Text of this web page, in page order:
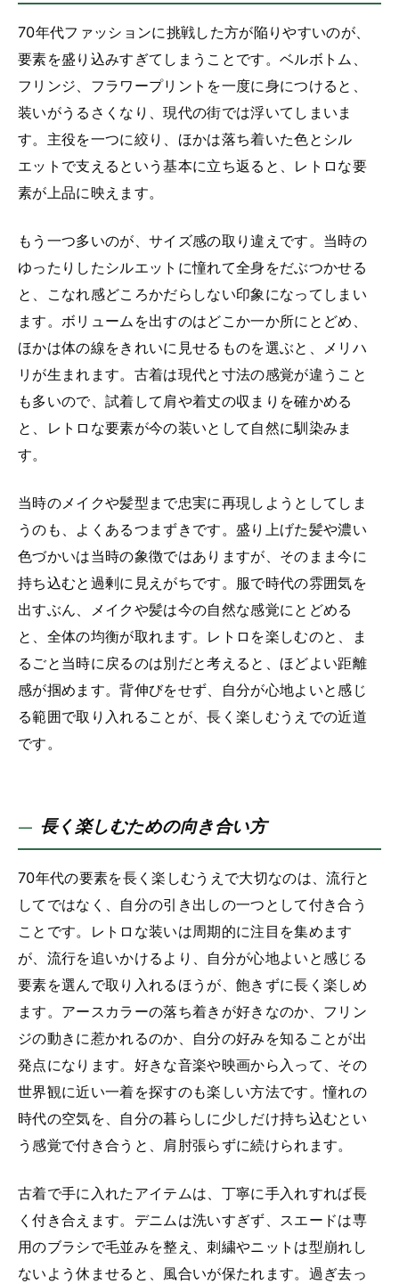
70年代ファッションに挑戦した方が陥りやすいのが、
要素を盛り込みすぎてしまうことです。ベルボトム、
フリンジ、フラワープリントを一度に身につけると、
装いがうるさくなり、現代の街では浮いてしまいま
す。主役を一つに絞り、ほかは落ち着いた色とシル
エットで支えるという基本に立ち返ると、レトロな要
素が上品に映えます。
もう一つ多いのが、サイズ感の取り違えです。当時の
ゆったりしたシルエットに憧れて全身をだぶつかせる
と、こなれ感どころかだらしない印象になってしまい
ます。ボリュームを出すのはどこか一か所にとどめ、
ほかは体の線をきれいに見せるものを選ぶと、メリハ
リが生まれます。古着は現代と寸法の感覚が違うこと
も多いので、試着して肩や着丈の収まりを確かめる
と、レトロな要素が今の装いとして自然に馴染みま
す。
当時のメイクや髪型まで忠実に再現しようとしてしま
うのも、よくあるつまずきです。盛り上げた髪や濃い
色づかいは当時の象徴ではありますが、そのまま今に
持ち込むと過剰に見えがちです。服で時代の雰囲気を
出すぶん、メイクや髪は今の自然な感覚にとどめる
と、全体の均衡が取れます。レトロを楽しむのと、ま
るごと当時に戻るのは別だと考えると、ほどよい距離
感が掴めます。背伸びをせず、自分が心地よいと感じ
る範囲で取り入れることが、長く楽しむうえでの近道
です。
長く楽しむための向き合い方
70年代の要素を長く楽しむうえで大切なのは、流行と
してではなく、自分の引き出しの一つとして付き合う
ことです。レトロな装いは周期的に注目を集めます
が、流行を追いかけるより、自分が心地よいと感じる
要素を選んで取り入れるほうが、飽きずに長く楽しめ
ます。アースカラーの落ち着きが好きなのか、フリン
ジの動きに惹かれるのか、自分の好みを知ることが出
発点になります。好きな音楽や映画から入って、その
世界観に近い一着を探すのも楽しい方法です。憧れの
時代の空気を、自分の暮らしに少しだけ持ち込むとい
う感覚で付き合うと、肩肘張らずに続けられます。
古着で手に入れたアイテムは、丁寧に手入れすれば長
く付き合えます。デニムは洗いすぎず、スエードは専
用のブラシで毛並みを整え、刺繍やニットは型崩れし
ないよう休ませると、風合いが保たれます。過ぎ去っ